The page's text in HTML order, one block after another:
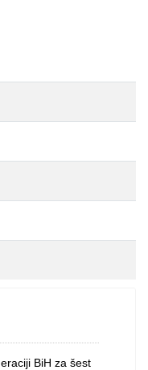
BiH za šest